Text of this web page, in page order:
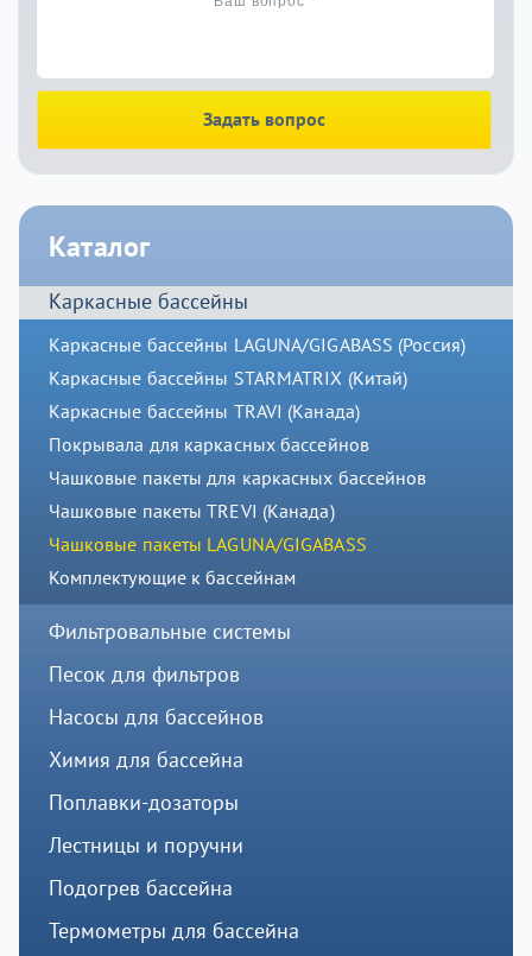
Задать вопрос
Каталог
Каркасные бассейны
Каркасные бассейны LAGUNA/GIGABASS (Россия)
Каркасные бассейны STARMATRIX (Китай)
Каркасные бассейны TRAVI (Канада)
Покрывала для каркасных бассейнов
Чашковые пакеты для каркасных бассейнов
Чашковые пакеты TREVI (Канада)
Чашковые пакеты LAGUNA/GIGABASS
Комплектующие к бассейнам
Фильтровальные системы
Песок для фильтров
Насосы для бассейнов
Химия для бассейна
Поплавки-дозаторы
Лестницы и поручни
Подогрев бассейна
Термометры для бассейна